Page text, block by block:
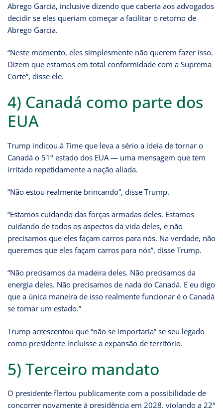
Abrego Garcia, inclusive dizendo que caberia aos advogados
decidir se eles queriam começar a facilitar o retorno de
Abrego Garcia.
“Neste momento, eles simplesmente não querem fazer isso.
Dizem que estamos em total conformidade com a Suprema
Corte”, disse ele.
4) Canadá como parte dos
EUA
Trump indicou à Time que leva a sério a ideia de tornar o
Canadá o 51º estado dos EUA — uma mensagem que tem
irritado repetidamente a nação aliada.
“Não estou realmente brincando”, disse Trump.
“Estamos cuidando das forças armadas deles. Estamos
cuidando de todos os aspectos da vida deles, e não
precisamos que eles façam carros para nós. Na verdade, não
queremos que eles façam carros para nós”, disse Trump.
“Não precisamos da madeira deles. Não precisamos da
energia deles. Não precisamos de nada do Canadá. E eu digo
que a única maneira de isso realmente funcionar é o Canadá
se tornar um estado.”
Trump acrescentou que “não se importaria” se seu legado
como presidente incluísse a expansão de território.
5) Terceiro mandato
O presidente flertou publicamente com a possibilidade de
concorrer novamente à presidência em 2028, violando a 22ª